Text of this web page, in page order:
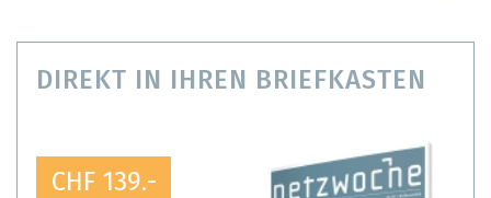
DIREKT IN IHREN BRIEFKASTEN
CHF 139.-